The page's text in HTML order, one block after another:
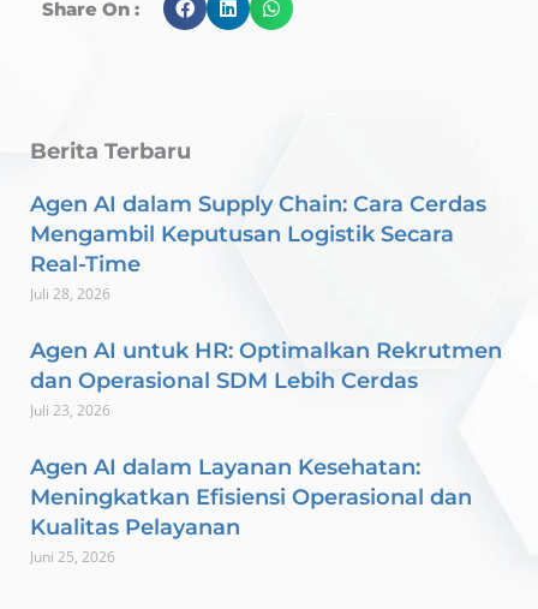
Share On :
Berita Terbaru
Agen AI dalam Supply Chain: Cara Cerdas
Mengambil Keputusan Logistik Secara
Real-Time
Juli 28, 2026
Agen AI untuk HR: Optimalkan Rekrutmen
dan Operasional SDM Lebih Cerdas
Juli 23, 2026
Agen AI dalam Layanan Kesehatan:
Meningkatkan Efisiensi Operasional dan
Kualitas Pelayanan
Juni 25, 2026